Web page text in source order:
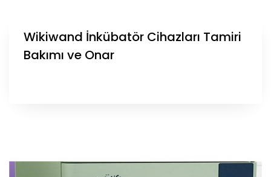
Wikiwand İnkübatör Cihazları Tamiri
Bakımı ve Onar